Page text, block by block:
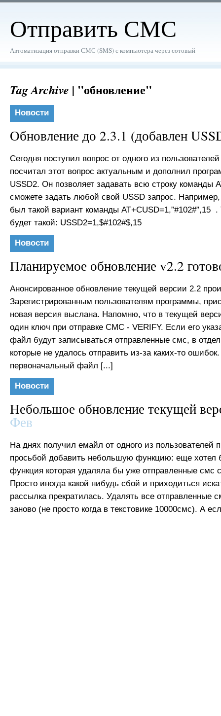
Отправить СМС
Автоматизация отправки СМС (SMS) с компьютера через сотовый
Tag Archive | "обновление"
Новости
Обновление до 2.3.1 (добавлен
Сегодня поступил вопрос от одного из
посчитал этот вопрос актуальным и дополнил
USSD2. Он позволяет задавать всю строку команды
сможете задать любой свой USSD запроc.
был такой вариант команды AT+CUSD=1,”#102#”,15 .
будет такой: USSD2=1,$#102#$,15
Новости
Планируемое обновление v2.2
Анонсированное обновление текущей версии 2.2
Зарегистрированным пользователям программы,
новая версия выслана. Напомню, что в текущей
один ключ при отправке СМС - VERIFY. Если его
файл будут записываться отправленные смс, в
которые не удалось отправить из-за каких-то
первоначальный файл [...]
Новости
Небольшое обновление текущей
Фев
На днях получил емайл от одного из пользователей
просьбой добавить небольшую функцию: еще хотел
функция которая удаляла бы уже отправленные смс
Просто иногда какой нибудь сбой и приходиться
рассылка прекратилась. Удалять все отправленные
заново (не просто когда в текстовике 10000смс). А